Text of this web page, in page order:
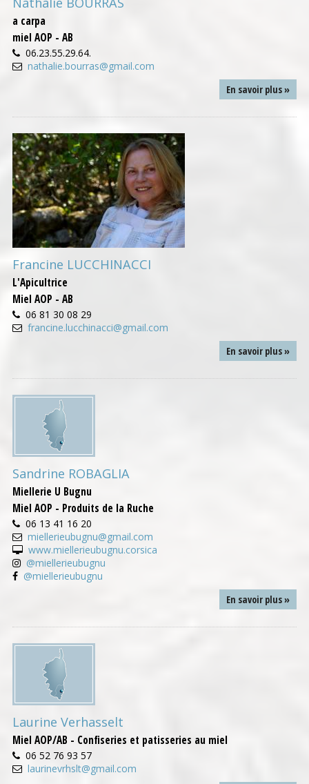
a carpa
miel AOP - AB
06.23.55.29.64.
nathalie.bourras@gmail.com
En savoir plus »
Francine LUCCHINACCI
L'Apicultrice
Miel AOP - AB
06 81 30 08 29
francine.lucchinacci@gmail.com
En savoir plus »
Sandrine ROBAGLIA
Miellerie U Bugnu
Miel AOP - Produits de la Ruche
06 13 41 16 20
miellerieubugnu@gmail.com
www.miellerieubugnu.corsica
@miellerieubugnu
@miellerieubugnu
En savoir plus »
Laurine Verhasselt
Miel AOP/AB - Confiseries et patisseries au miel
06 52 76 93 57
laurinevrhslt@gmail.com